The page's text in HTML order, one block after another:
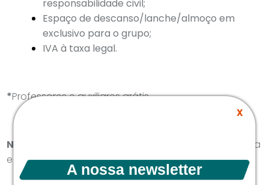
responsabilidade civil;
Espaço de descanso/lanche/almoço em
exclusivo para o grupo;
IVA à taxa legal.
*Professores e auxiliares grátis.
Não inclui:
meias antiderrapantes (3€ por par), água
e alimentação.
X
A nossa newsletter